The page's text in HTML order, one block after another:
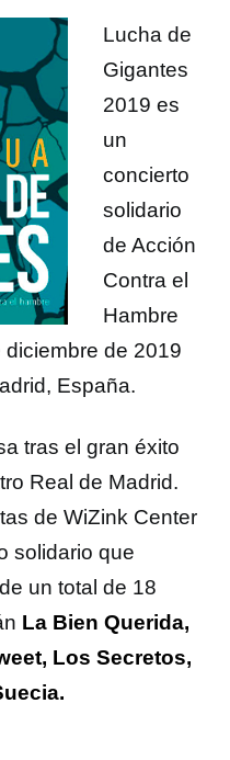
Lucha de
Gigantes
2019 es
un
concierto
solidario
de Acción
Contra el
Hambre
de 2019
España.
tras el gran éxito
Real de Madrid.
de WiZink Center
solidario que
un total de 18
La Bien Querida,
Los Secretos,